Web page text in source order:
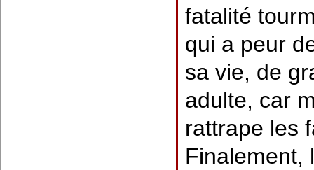
fatalité
qui a peur
sa vie, de
adulte, car
rattrape les
Finalement,